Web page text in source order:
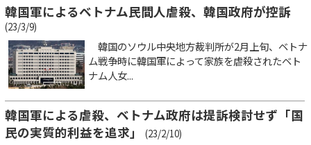
韓国軍によるベトナム民間人虐殺、韓国政府が控訴
(23/3/9)
韓国のソウル中央地方裁判所が2月上旬、ベトナ
ム戦争時に韓国軍によって家族を虐殺されたベト
ナム人女...
韓国軍による虐殺、ベトナム政府は提訴検討せず「国
民の実質的利益を追求」
(23/2/10)